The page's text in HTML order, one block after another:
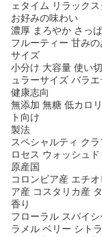
ェタイム リラック
お好みの味わい
濃厚 まろやか さっ
フルーティー 甘み
サイズ
小分け 大容量 使い
ュラーサイズ バラ
健康志向
無添加 無糖 低カロ
ト向け
製法
スペシャルティ ク
ロセス ウォッシュ
原産国
コロンビア産 エチ
ア産 コスタリカ産
香り
フローラル スパイ
ラメル ベリー シト